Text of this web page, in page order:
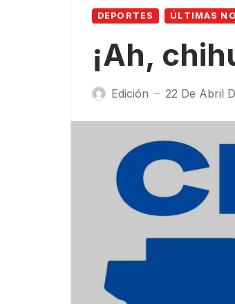
DEPORTES ÚLTIMAS
¡Ah,
Edición — 22 De Abril